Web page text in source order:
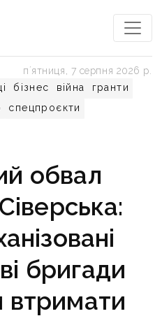
бізнес війна
гранти
спецпроєкти
пʼятниця, 7 серпня 2026 р.
обвал
бригади
втримати